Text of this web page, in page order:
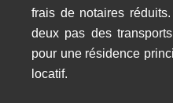
frais de notaires
deux pas des
pour une résidence
locatif.